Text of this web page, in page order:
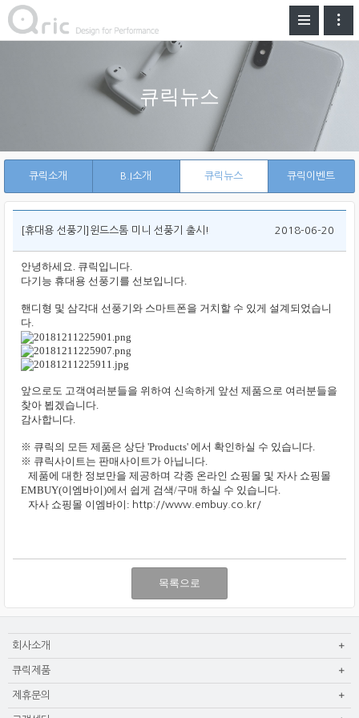
큐릭뉴스
큐릭소개 B.I소개 큐릭뉴스 큐릭이벤트
[휴대용 선풍기]윈드스톰 미니 선풍기 출시! 2018-06-20
안녕하세요. 큐릭입니다.
다기능 휴대용 선풍기를 선보입니다.
핸디형 및 삼각대 선풍기와 스마트폰을 거치할 수 있게 설계되었습니
다.
앞으로도 고객여러분들을 위하여 신속하게 앞선 제품으로 여러분들을
찾아 뵙겠습니다.
감사합니다.
※ 큐릭의 모든 제품은 상단 'Products' 에서 확인하실 수 있습니다.
※ 큐릭사이트는 판매사이트가 아닙니다.
제품에 대한 정보만을 제공하며 각종 온라인 쇼핑몰 및 자사 쇼핑몰
EMBUY(이엠바이)에서 쉽게 검색/구매 하실 수 있습니다.
자사 쇼핑몰 이엠바이: http://www.embuy.co.kr/
목록으로
회사소개
큐릭제품
제휴문의